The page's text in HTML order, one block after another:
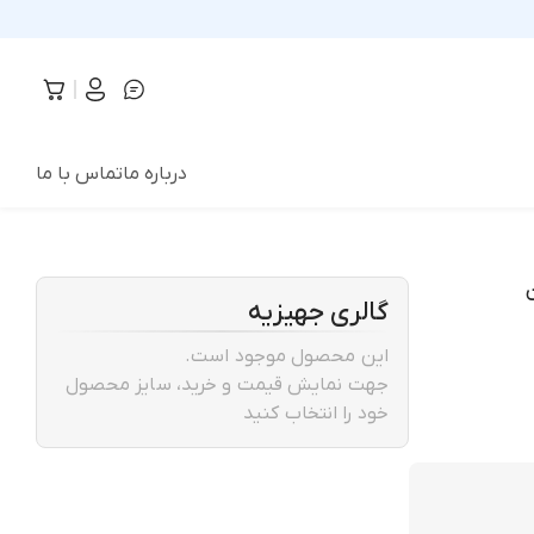
درباره ماتماس با ما
گالری جهیزیه
این محصول موجود است.
جهت نمایش قیمت و خرید، سایز محصول
خود را انتخاب کنید